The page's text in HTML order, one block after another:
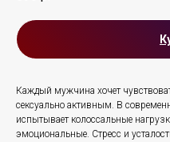
Каждый мужчина хочет
сексуально активным. В
испытывает колоссальные
эмоциональные. Стресс и